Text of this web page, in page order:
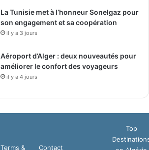
La Tunisie met à l’honneur Sonelgaz pour
son engagement et sa coopération
il y a 3 jours
Aéroport d’Alger : deux nouveautés pour
améliorer le confort des voyageurs
il y a 4 jours
Terms & Contact
Top